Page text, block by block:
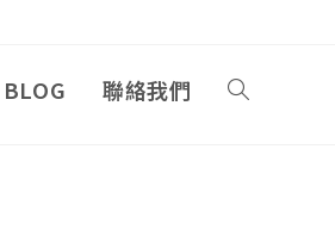
BLOG 聯絡我們